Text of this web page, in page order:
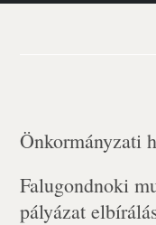
Önkormányzati
Falugondnoki
pályázat